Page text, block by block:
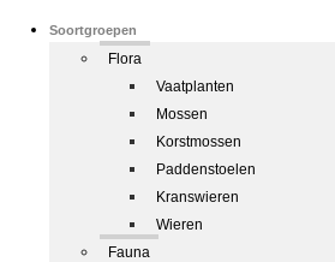
Soortgroepen
Flora
Vaatplanten
Mossen
Korstmossen
Paddenstoelen
Kranswieren
Wieren
Fauna